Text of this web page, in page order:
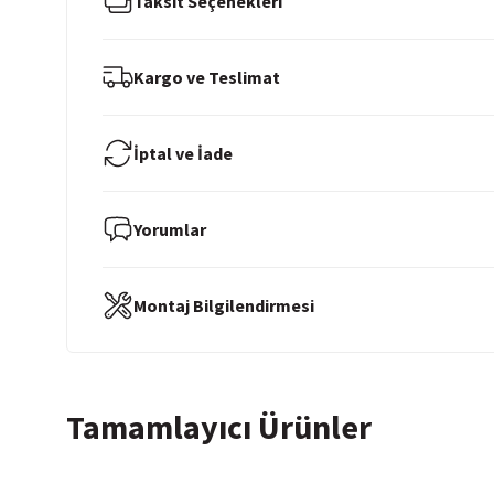
Kargo ve Teslimat
İptal ve İade
Yorumlar
Montaj Bilgilendirmesi
Tamamlayıcı Ürünler